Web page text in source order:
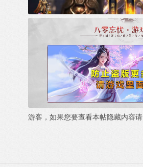
游客，如果您要查看本帖隐藏内容请